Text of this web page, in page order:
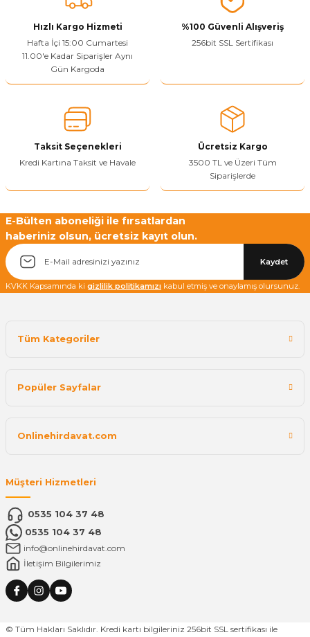
Görüş ve önerileriniz için teşekkür ederiz.
Ürün resmi kalitesiz, bozuk veya görüntülenemiyor.
Ürün açıklamasında eksik bilgiler bulunuyor.
Sitenize Pek Güvenemedim
Bu ürüne benzer farklı alternatifler olmalı.
Yetkiliye Gönder
Hızlı Kargo Hizmeti
Hafta İçi 15:00 Cumartesi
11.00'e Kadar Siparişler Aynı
Gün Kargoda
%100 Güvenli Alışveriş
256bit SSL Sertifikası
Taksit Seçenekleri
Kredi Kartına Taksit ve Havale
Ücretsiz Kargo
3500 TL ve Üzeri Tüm
Siparişlerde
E-Bülten aboneliği ile fırsatlardan
haberiniz olsun, ücretsiz kayıt olun.
Kaydet
KVKK Kapsamında ki gizlilik politikamızı kabul etmiş ve onaylamış olursunuz.
Tüm Kategoriler
Popüler Sayfalar
Onlinehirdavat.com
Müşteri Hizmetleri
0535 104 37 48
0535 104 37 48
info@onlinehirdavat.com
İletişim Bilgilerimiz
© Tüm Hakları Saklıdır. Kredi kartı bilgileriniz 256bit SSL sertifikası ile